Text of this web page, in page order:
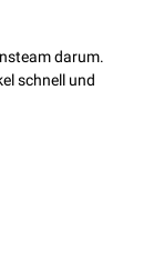
darum.
schnell und